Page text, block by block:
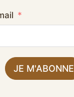
JE M'ABONNE